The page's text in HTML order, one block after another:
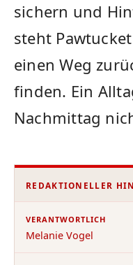
sichern und
steht
einen Weg
finden. Ein
Nachmittag
REDAKTIONELLER
VERANTWORTLICH
Melanie Vogel